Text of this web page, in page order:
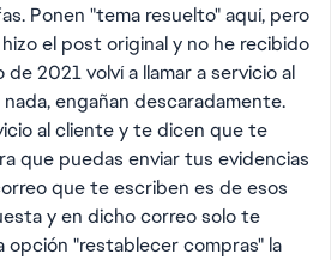
Ponen "tema resuelto" aquí, pero
el post original y no he recibido
2021 volví a llamar a servicio al
engañan descaradamente.
al cliente y te dicen que te
que puedas enviar tus evidencias
que te escriben es de esos
y en dicho correo solo te
opción "restablecer compras" la